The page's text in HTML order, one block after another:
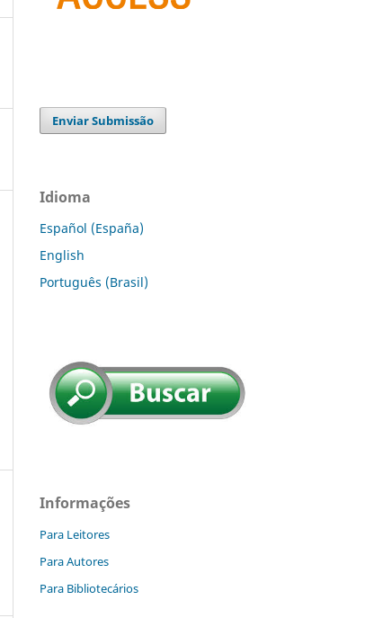
Enviar Submissão
Idioma
Español (España)
English
Português (Brasil)
Informações
Para Leitores
Para Autores
Para Bibliotecários